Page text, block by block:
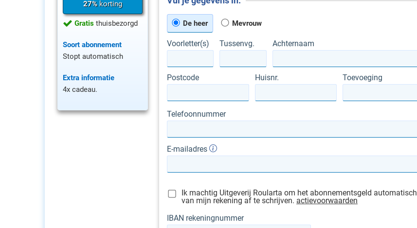
27%korting
Gratis thuisbezorgd
Soort abonnement
Stopt automatisch
Extra informatie
4x cadeau.
De heer Mevrouw
Voorletter(s) Tussenvg. Achternaam
Postcode Huisnr. Toevoeging
Telefoonnummer
E-mailadres
Ik machtig Uitgeverij Roularta om het abonnementsgeld automatisch
van mijn rekening af te schrijven. actievoorwaarden
IBAN rekeningnummer